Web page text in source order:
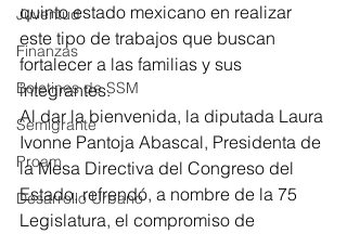
Juventud
Finanzas
Boletines de SSM
Semigrante
Proam
Desarrollo Urbano
quinto estado mexicano en realizar
este tipo de trabajos que buscan
fortalecer a las familias y sus
integrantes.
Al dar la bienvenida, la diputada Laura
Ivonne Pantoja Abascal, Presidenta de
la Mesa Directiva del Congreso del
Estado, refrendó, a nombre de la 75
Legislatura, el compromiso de